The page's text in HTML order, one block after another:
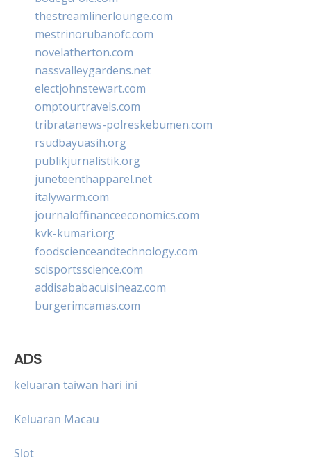
thestreamlinerlounge.com
mestrinorubanofc.com
novelatherton.com
nassvalleygardens.net
electjohnstewart.com
omptourtravels.com
tribratanews-polreskebumen.com
rsudbayuasih.org
publikjurnalistik.org
juneteenthapparel.net
italywarm.com
journaloffinanceeconomics.com
kvk-kumari.org
foodscienceandtechnology.com
scisportsscience.com
addisababacuisineaz.com
burgerimcamas.com
ADS
keluaran taiwan hari ini
Keluaran Macau
Slot